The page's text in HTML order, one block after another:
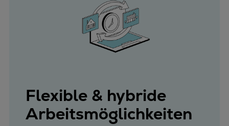
Flexible & hybride
Arbeitsmöglichkeiten